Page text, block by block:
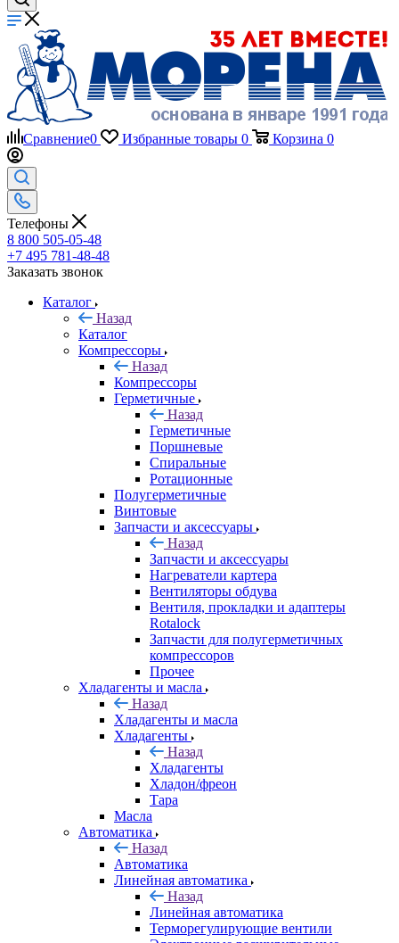
Сравнение0 Избранные товары 0 Корзина 0
Телефоны
8 800 505-05-48
+7 495 781-48-48
Заказать звонок
Каталог
Назад
Каталог
Компрессоры
Назад
Компрессоры
Герметичные
Назад
Герметичные
Поршневые
Спиральные
Ротационные
Полугерметичные
Винтовые
Запчасти и аксессуары
Назад
Запчасти и аксессуары
Нагреватели картера
Вентиляторы обдува
Вентиля, прокладки и адаптеры
Rotalock
Запчасти для полугерметичных
компрессоров
Прочее
Хладагенты и масла
Назад
Хладагенты и масла
Хладагенты
Назад
Хладагенты
Хладон/фреон
Тара
Масла
Автоматика
Назад
Автоматика
Линейная автоматика
Назад
Линейная автоматика
Терморегулирующие вентили